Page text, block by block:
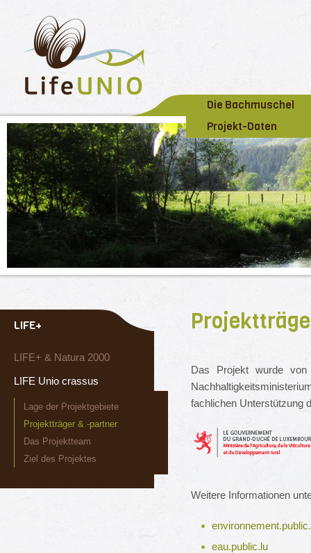
Die Bachmuschel
Projekt-Daten
LIFE+
LIFE+ & Natura 2000
LIFE Unio crassus
Lage der Projektgebiete
Projektträger & -partner
Das Projektteam
Ziel des Projektes
Das Projekt wurde
fachlichen Unterstützung
Weitere Informationen
eau.public.lu